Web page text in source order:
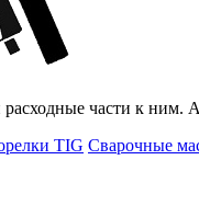
части к ним.
TIG Сварочные